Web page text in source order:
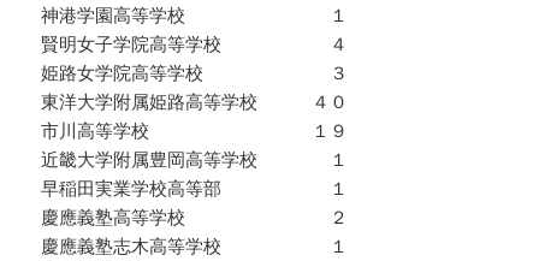
神港学園高等学校 １
賢明女子学院高等学校 ４
姫路女学院高等学校 ３
東洋大学附属姫路高等学校 ４０
市川高等学校 １９
近畿大学附属豊岡高等学校 １
早稲田実業学校高等部 １
慶應義塾高等学校 ２
慶應義塾志木高等学校 １